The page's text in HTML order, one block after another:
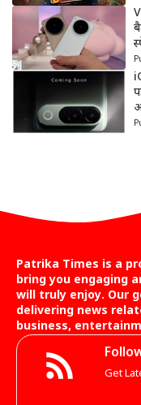
Patrika Times is a
bring you engaging
will truly enjoy. Our
delivering news
business,
Get